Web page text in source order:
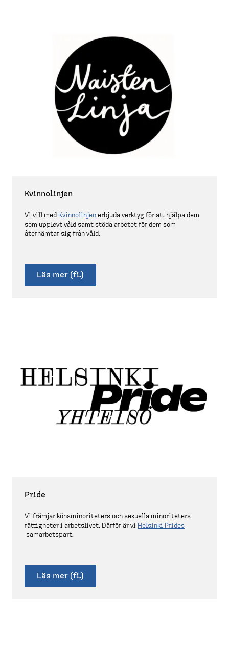
Kvinno­linjen
Vi vill med Kvinno­linjen erbjuda verktyg för att hjälpa dem
som upplevt våld samt stöda arbetet för dem som
återhämtar sig från våld.
Läs mer (fi.)
Pride
Vi främjar könsmi­no­ri­teters och sexuella minori­teters
rättigheter i arbetslivet. Därför är vi Helsinki Prides
samarbetspart.
Läs mer (fi.)